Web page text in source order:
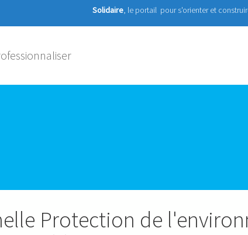
Solidaire, le portail pour s'orienter et
Protection de